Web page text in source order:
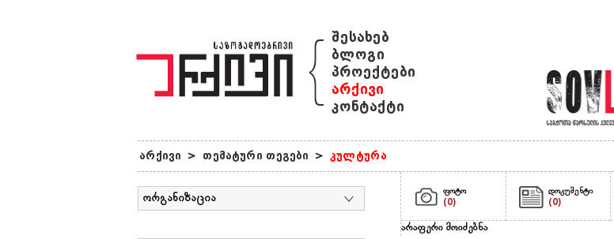
{ შესახებ
ბლოგი
პროექტები
არქივი
კონტაქტი
არქივი > თემატური თეგები > კულტურა
ორგანიზაცია
ფოტო
(0)
დოკუმენტი
(0)
არაფერი მოიძებნა